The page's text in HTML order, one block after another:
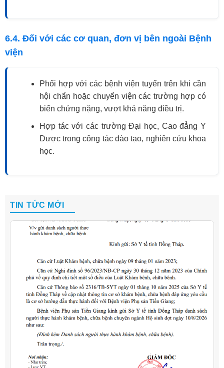
6.4. Đối với các cơ quan, đơn vị bên ngoài Bệnh
viện
Phối hợp với các bệnh viện tuyến trên khi cần
hội chẩn hoặc chuyển viện các trường hợp có
biến chứng nặng, vượt khả năng điều trị.
Hợp tác với các trường Đại học, Cao đẳng Y
Dược trong công tác đào tạo, nghiên cứu khoa
học.
TIN TỨC MỚI